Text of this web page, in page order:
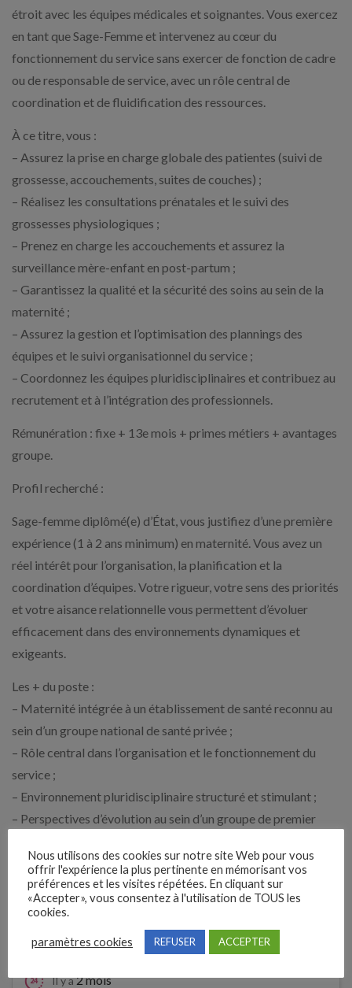
étroit avec les équipes médicales et soignantes. Vous exercez
en tant que Sage-Femme et intervenez au cœur du
fonctionnement du service sans exercer de fonction de cadre
ou de responsable de service, avec un rôle central de
coordination et de fluidification des ressources.
À ce titre, vous :
– Assurez la prise en charge globale des patientes (suivi de
grossesse, accouchements, suites de couches) ;
– Réalisez les consultations prénatales et le suivi des
grossesses physiologiques ;
– Prenez en charge les accouchements et assurez la
surveillance mère-enfant en post-partum ;
– Garantissez la qualité et la sécurité des soins au sein de la
maternité ;
– Assurez la gestion et l’optimisation des plannings des
équipes et le suivi organisationnel du service ;
– Coordonnez les équipes pluridisciplinaires et contribuez au
recrutement et à l’intégration des professionnels.
Rémunération : fixe + 13e mois + primes métiers + avantages
groupe.
Profil recherché :
Sage-femme diplômé(e) d’État, vous justifiez d’une première
expérience (1 à 2 ans minimum) en maternité. Vous avez un
réel intérêt pour l’organisation, la planification et la
coordination d’équipes. Votre rigueur, votre sens des priorités
et votre aisance relationnelle vous permettent d’évoluer
efficacement dans des environnements dynamiques et
exigeants.
Les + du poste :
– Maternité intégrée à un établissement de santé reconnu au
sein d’un groupe national de santé privée ;
– Rôle central dans l’organisation et le fonctionnement du
service ;
– Environnement pluridisciplinaire structuré et stimulant ;
– Perspectives d’évolution au sein d’un groupe de premier
Expérience demandée
Débutant accepté
Il y a2 mois
Nous utilisons des cookies sur notre site Web pour vous
offrir l'expérience la plus pertinente en mémorisant vos
préférences et les visites répétées. En cliquant sur
«Accepter», vous consentez à l'utilisation de TOUS les
cookies.
paramètres cookies REFUSER ACCEPTER